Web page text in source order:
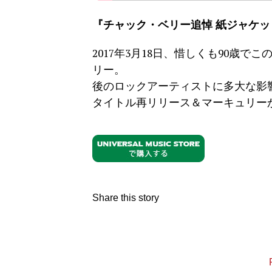
『チャック・ベリー追悼 紙ジャケ
2017年3月18日、惜しくも90歳でこ
リー。
後のロックアーティストに多大な
タイトル再リリース＆マーキュリ
Share this story